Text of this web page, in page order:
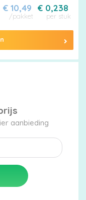
€ 0,238
per stuk
€ 10,49
/pakket
aanbieding